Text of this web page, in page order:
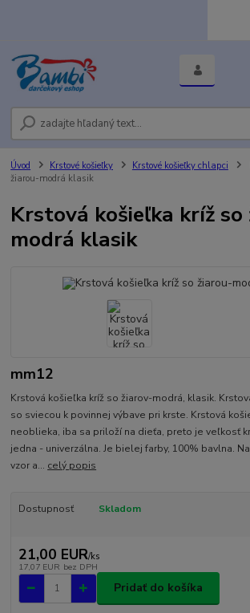
Úvod Krstové košieľky Krstové košieľky chlapci
žiarou-modrá klasik
Krstová košieľka kríž so
modrá klasik
mm12
Krstová košieľka kríž so žiarov-modrá, klasik.
so sviecou k povinnej výbave pri krste. Krstová
neoblieka, iba sa priloží na dieťa, preto je veľkosť
jedna - univerzálna. Je bielej farby, 100% bavlna.
vzor a... celý popis
Dostupnosť Skladom
21,00 EUR/ks
17,07 EUR bez DPH
Pridať do košíka